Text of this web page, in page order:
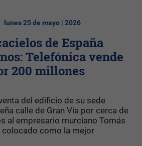
lunes 25 de mayo | 2026
de España
Telefónica vende
200 millones
del edificio de su sede
calle de Gran Vía por cerca de
al empresario murciano Tomás
colocado como la mejor